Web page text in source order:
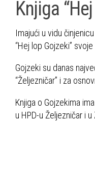
Knjiga
Imajući u vidu
“Hej lop Gojzeki”
Gojzeki su danas
“Željezničar” i za
Knjiga o Gojzekima
u HPD-u Željezničar i u